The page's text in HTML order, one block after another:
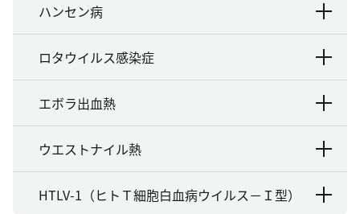
ハンセン病
ロタウイルス感染症
エボラ出血熱
ウエストナイル熱
HTLV-1（ヒトＴ細胞白血病ウイルス－Ｉ型）